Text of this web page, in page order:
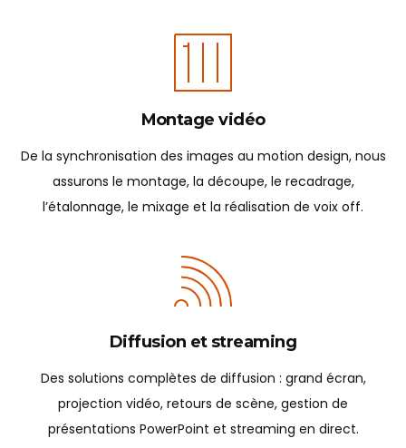
Montage vidéo
De la synchronisation des images au motion design, nous
assurons le montage, la découpe, le recadrage,
l’étalonnage, le mixage et la réalisation de voix off.
Diffusion et streaming
Des solutions complètes de diffusion : grand écran,
projection vidéo, retours de scène, gestion de
présentations PowerPoint et streaming en direct.